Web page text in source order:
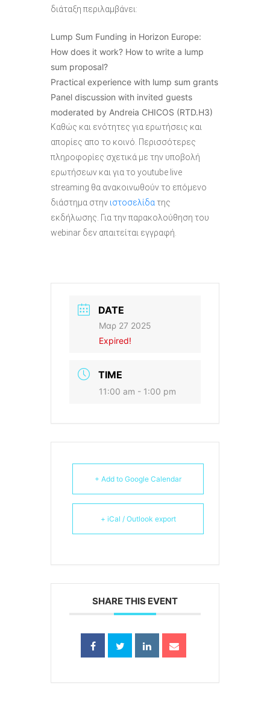
διάταξη περιλαμβάνει:
Lump Sum Funding in Horizon Europe:
How does it work? How to write a lump
sum proposal?
Practical experience with lump sum grants
Panel discussion with invited guests
moderated by Andreia CHICOS (RTD.H3)
Καθώς και ενότητες για ερωτήσεις και
απορίες απο το κοινό. Περισσότερες
πληροφορίες σχετικά με την υποβολή
ερωτήσεων και για το youtube live
streaming θα ανακοινωθούν το επόμενο
διάστημα στην ιστοσελίδα της
εκδήλωσης. Για την παρακολούθηση του
webinar δεν απαιτείται εγγραφή.
DATE
Μαρ 27 2025
Expired!
TIME
11:00 am - 1:00 pm
+ Add to Google Calendar
+ iCal / Outlook export
SHARE THIS EVENT